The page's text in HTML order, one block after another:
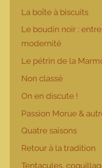
La boîte à biscuits
Le boudin noir :
modernité
Le pétrin de la
Non classé
On en discute !
Passion Morue &
Quatre saisons
Retour à la tradition
Tentacules,